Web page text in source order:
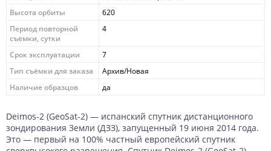
Высота орбиты
620
Период повторной
съёмки, сутки
4
Срок эксплуатации
7
Тип съёмки для заказа
Архив/Новая
Наличие образцов
да
Deimos-2 (GeoSat-2) — испанский спутник дистанционного
зондирования Земли (ДЗЗ), запущенный 19 июня 2014 года.
Это — первый на 100% частный европейский спутник